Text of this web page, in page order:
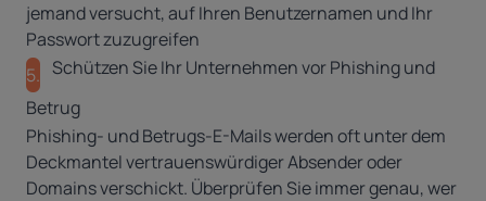
jemand versucht, auf Ihren Benutzernamen und Ihr
Passwort zuzugreifen
5. Schützen Sie Ihr Unternehmen vor Phishing und
Betrug
Phishing- und Betrugs-E-Mails werden oft unter dem
Deckmantel vertrauenswürdiger Absender oder
Domains verschickt. Überprüfen Sie immer genau, wer